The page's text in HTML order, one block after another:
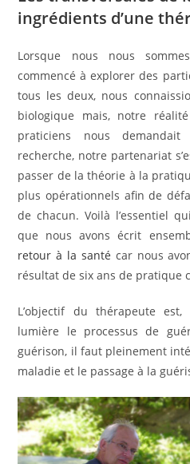
ingrédients d’une
Lorsque nous nous
commencé à explorer des
tous les deux, nous
biologique mais, notre
praticiens nous
recherche, notre partenariat
passer de la théorie à la
plus opérationnels afin de
de chacun. Voilà l’essentiel
que nous avons écrit
retour à la santé car nous
résultat de six ans de pratique
L’objectif du thérapeute
lumière le processus de
guérison, il faut pleinement
maladie et le passage à la